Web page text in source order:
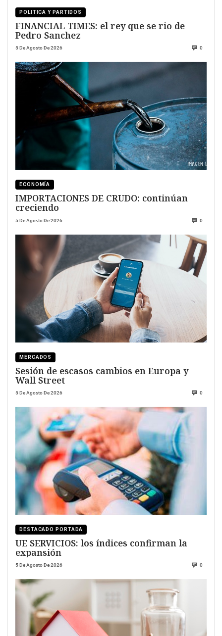
POLITICA Y PARTIDOS
FINANCIAL TIMES: el rey que se rio de
Pedro Sanchez
5 De Agosto De 2026 0
ECONOMÍA
IMPORTACIONES DE CRUDO: continúan
creciendo
5 De Agosto De 2026 0
MERCADOS
Sesión de escasos cambios en Europa y
Wall Street
5 De Agosto De 2026 0
DESTACADO PORTADA
UE SERVICIOS: los índices confirman la
expansión
5 De Agosto De 2026 0